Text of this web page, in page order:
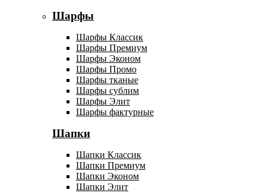
Шарфы
Шарфы Классик
Шарфы Премиум
Шарфы Эконом
Шарфы Промо
Шарфы тканые
Шарфы сублим
Шарфы Элит
Шарфы фактурные
Шапки
Шапки Классик
Шапки Премиум
Шапки Эконом
Шапки Элит